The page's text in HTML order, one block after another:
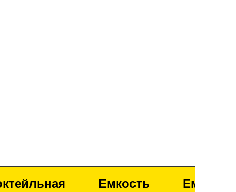
Емкость